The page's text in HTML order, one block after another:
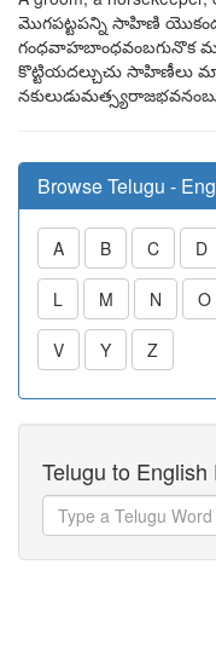
మొగపట్టపన్ని సాహిణి
గంధవాహబాంధవంబగునొక
కొట్టియదల్చుచు సాహిణీలు
Browse Telugu -
A B C D
L M N O
V Y Z
Telugu to